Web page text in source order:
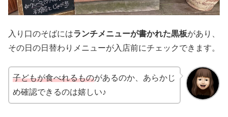
入り口のそばにはランチメニューが書かれた黒板があり、
その日の日替わりメニューが入店前にチェックできます。
子どもが食べれるものがあるのか、あらかじ
め確認できるのは嬉しい♪